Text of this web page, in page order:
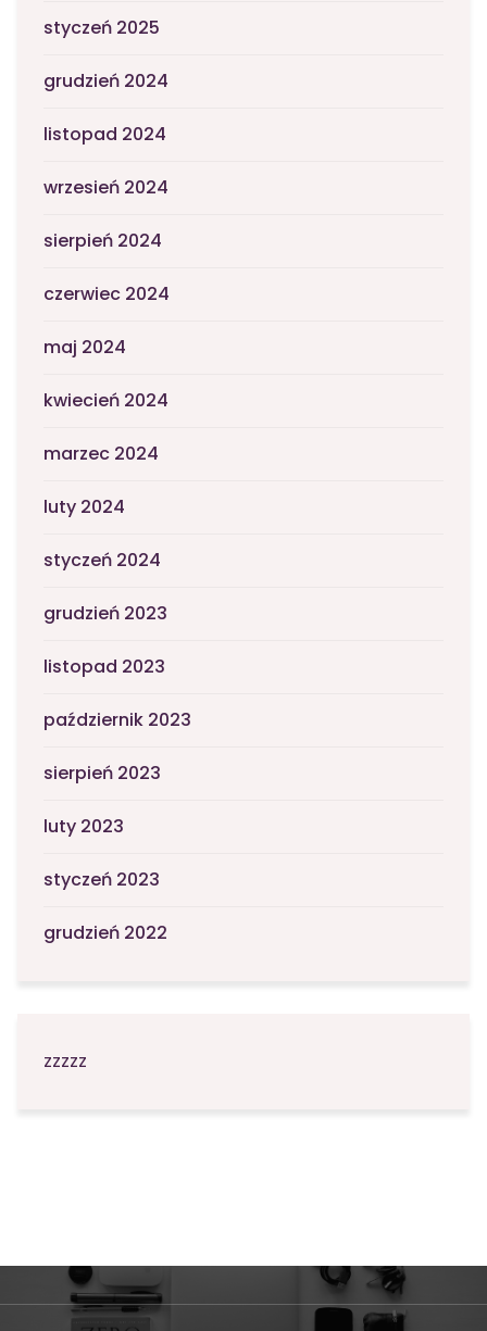
styczeń 2025
grudzień 2024
listopad 2024
wrzesień 2024
sierpień 2024
czerwiec 2024
maj 2024
kwiecień 2024
marzec 2024
luty 2024
styczeń 2024
grudzień 2023
listopad 2023
październik 2023
sierpień 2023
luty 2023
styczeń 2023
grudzień 2022
zzzzz